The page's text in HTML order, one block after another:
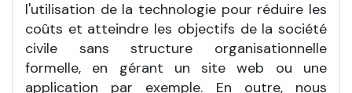
l'utilisation de la technologie pour réduire les
coûts et atteindre les objectifs de la société
civile sans structure organisationnelle
formelle, en gérant un site web ou une
application par exemple. En outre, nous